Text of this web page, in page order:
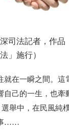
司法記者，作品
」施行）
就在一瞬之間。這
自己的一生，也牽
舉中，在民風純
……